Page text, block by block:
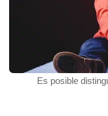
Es posible